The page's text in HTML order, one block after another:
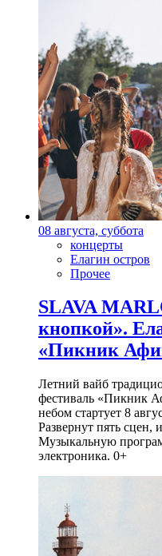
08 августа, суббота
концерты
Елагин остров
Прочее
SLAVA
кнопкой».
«Пикник
Летний вайб
фестиваль «Пикник
небом стартует 8
Развернут пять сцен,
Музыкальную
электроника. 0+